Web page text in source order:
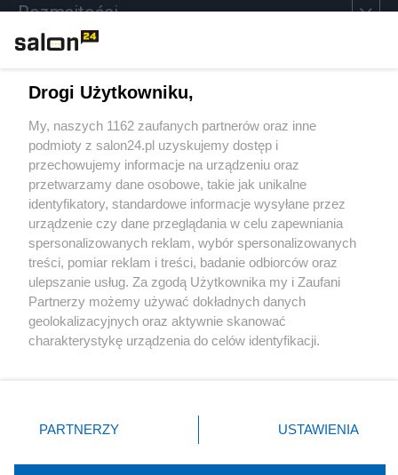
Rozmaitości
Sport
Społeczeństwo
Kultura
X Facebook Instagram Youtube
Drogi Użytkowniku,
My, naszych 1162 zaufanych partnerów oraz inne
podmioty z salon24.pl uzyskujemy dostęp i
przechowujemy informacje na urządzeniu oraz
przetwarzamy dane osobowe, takie jak unikalne
identyfikatory, standardowe informacje wysyłane przez
urządzenie czy dane przeglądania w celu zapewniania
spersonalizowanych reklam, wybór spersonalizowanych
treści, pomiar reklam i treści, badanie odbiorców oraz
ulepszanie usług. Za zgodą Użytkownika my i Zaufani
Partnerzy możemy używać dokładnych danych
geolokalizacyjnych oraz aktywnie skanować
charakterystykę urządzenia do celów identyfikacji.
zmienić/wycofać klikając przycisk ustawień prywatności
znajdujący się w lewym dolnym rogu strony
rodzaje przetwarzania danych nie wymagają zgody
PARTNERZY USTAWIENIA